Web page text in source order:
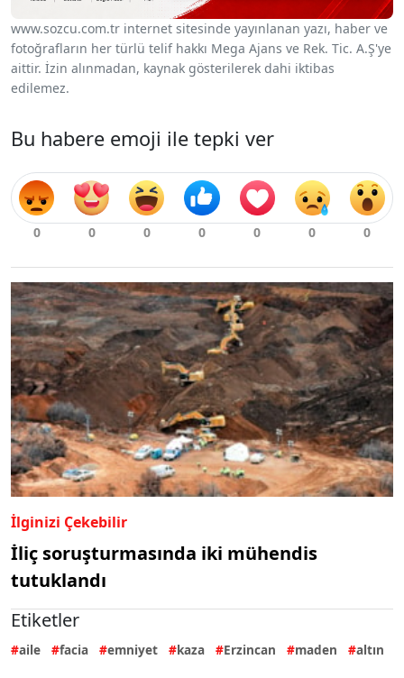
www.sozcu.com.tr internet sitesinde yayınlanan yazı, haber ve
fotoğrafların her türlü telif hakkı Mega Ajans ve Rek. Tic. A.Ş'ye
aittir. İzin alınmadan, kaynak gösterilerek dahi iktibas
edilemez.
Bu habere emoji ile tepki ver
İlginizi Çekebilir
İliç soruşturmasında iki mühendis
tutuklandı
Etiketler
aile facia emniyet kaza Erzincan maden altın